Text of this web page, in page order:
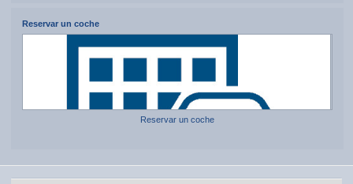
Reservar un coche
Reservar un coche